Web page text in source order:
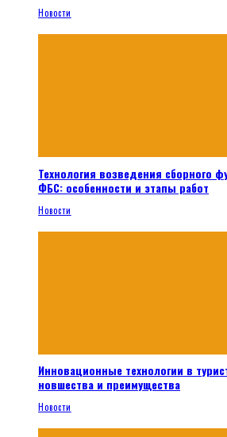
Новости
Технология возведения сборного
ФБС: особенности и этапы работ
Новости
Инновационные технологии в
новшества и преимущества
Новости